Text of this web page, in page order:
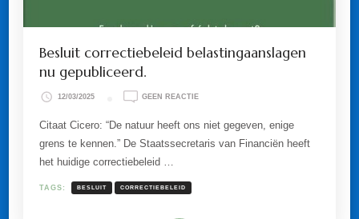
Besluit correctiebeleid belastingaanslagen
nu gepubliceerd.
12/03/2025 GEEN REACTIEOP
CORRECTIEBELEID
BELASTINGAANSLAGEN
NU
Citaat Cicero: “De natuur heeft ons niet gegeven, enige
grens te kennen.” De Staatssecretaris van Financiën heeft
het huidige correctiebeleid …
TAGS: BESLUIT CORRECTIEBELEID